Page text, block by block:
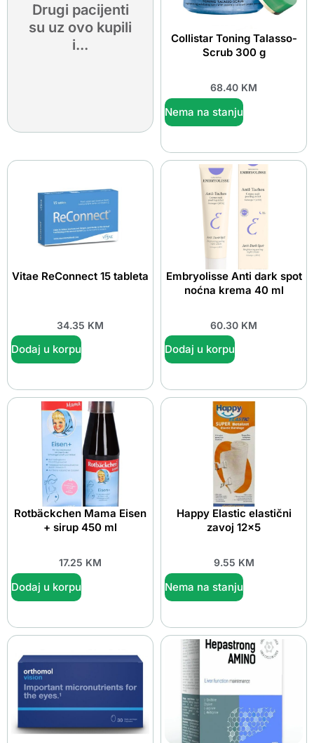
Drugi pacijenti
su uz ovo kupili
i...
Collistar Toning Talasso-
Scrub 300 g
68.40 KM
Nema na stanju
Vitae ReConnect 15 tableta
34.35 KM
Dodaj u korpu
Embryolisse Anti dark spot
noćna krema 40 ml
60.30 KM
Dodaj u korpu
Rotbäckchen Mama Eisen
+ sirup 450 ml
17.25 KM
Dodaj u korpu
Happy Elastic elastični
zavoj 12×5
9.55 KM
Nema na stanju